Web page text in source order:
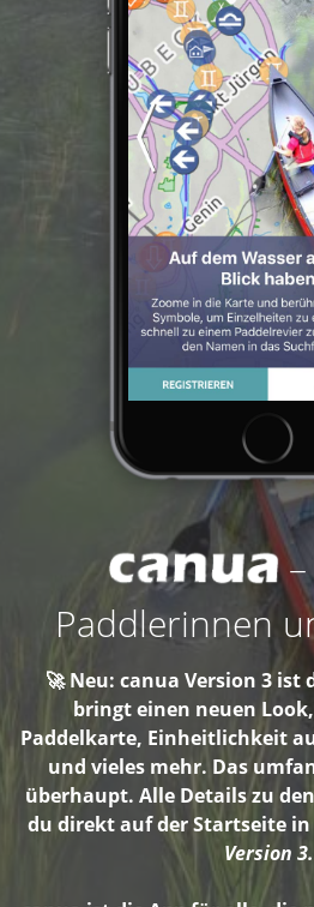
Paddlerinnen
🚀 Neu: canua Version 3 ist
bringt einen neuen
Paddelkarte, Einheitlichkeit
und vieles mehr. Das
überhaupt. Alle Details zu
du direkt auf der Startseite
Version 3.